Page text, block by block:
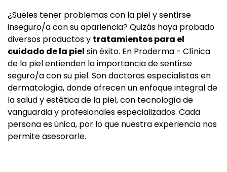
¿Sueles tener problemas con la piel y sentirse
inseguro/a con su apariencia? Quizás haya probado
diversos productos y tratamientos para el
cuidado de la piel sin éxito. En Proderma - Clínica
de la piel entienden la importancia de sentirse
seguro/a con su piel. Son doctoras especialistas en
dermatología, donde ofrecen un enfoque integral de
la salud y estética de la piel, con tecnología de
vanguardia y profesionales especializados. Cada
persona es única, por lo que nuestra experiencia nos
permite asesorarle.